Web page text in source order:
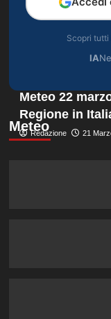
Scopri
IA
Meteo
Meteo 22
Regione in
Redazione 21